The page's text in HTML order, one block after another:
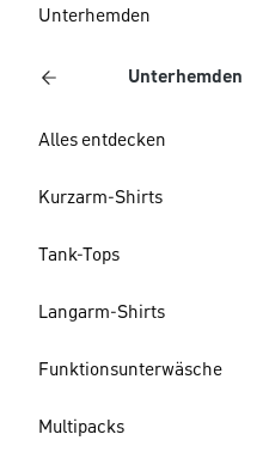
Unterhemden
Unterhemden
Alles entdecken
Kurzarm-Shirts
Tank-Tops
Langarm-Shirts
Funktionsunterwäsche
Multipacks